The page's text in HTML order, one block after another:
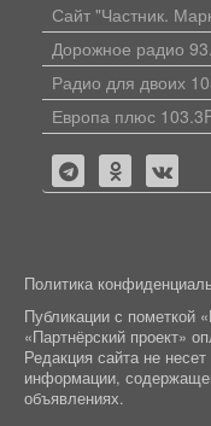
Сайт "Частник.
Дорожное радио
Радио для двоих
Европа плюс
Политика
Публикации с пометкой
«Партнёрский проект»
Редакция сайта не
информации,
объявлениях.